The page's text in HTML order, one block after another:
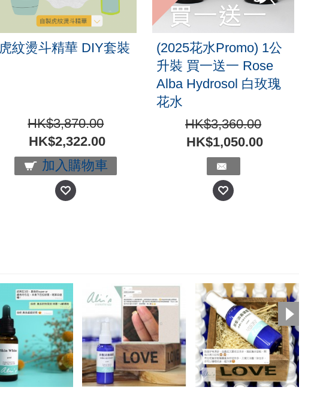
虎紋燙斗精華 DIY套裝
HK$3,870.00
HK$2,322.00
加入購物車
(2025花水Promo) 1公
升裝 買一送一 Rose
Alba Hydrosol 白玫瑰
花水
HK$3,360.00
HK$1,050.00